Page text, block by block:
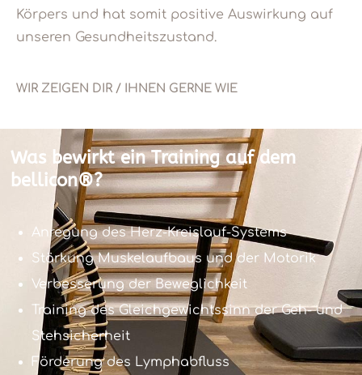
Körpers und hat somit positive Auswirkung auf
unseren Gesundheitszustand.
WIR ZEIGEN DIR / IHNEN GERNE WIE
Was bewirkt ein Training auf dem
bellicon®?
Anregung des Herz-Kreislauf-Systems
Stärkung Muskelaufbaus und der Motorik
Verbesserung der Beweglichkeit
Training des Gleichgewichtssinn der Geh- und
Stehsicherheit
Förderung des Lymphabfluss